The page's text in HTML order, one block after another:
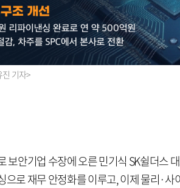
진 기자>
보안기업 수장에 오른 민기식 SK쉴더스
으로 재무 안정화를 이루고, 이제 물리·